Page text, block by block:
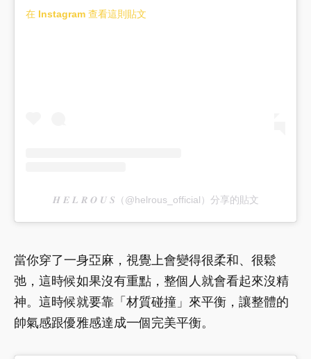
在 Instagram 查看這則貼文
𝑯 𝑬 𝑳 𝑹 𝑶 𝑼 𝑺（@helrous_official）分享的貼文
當你穿了一身亞麻，視覺上會變得很柔和、很鬆
弛，這時候如果沒有重點，整個人就會看起來沒精
神。這時候就要靠「材質碰撞」來平衡，讓整體的
帥氣感跟優雅感達成一個完美平衡。